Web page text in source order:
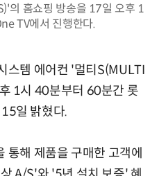
의 홈쇼핑 방송을 17일 오후 1
TV에서 진행한다.
스템 에어컨 '멀티S(MULTI
1시 40분부터 60분간 롯
일 밝혔다.
통해 제품을 구매한 고객에